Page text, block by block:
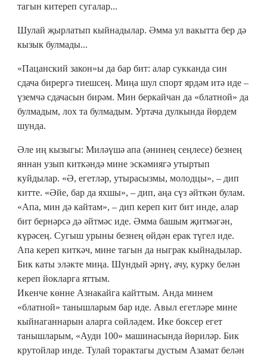
тагын китереп сугалар...
Шулай җырлатып кыйнадылар. Әмма ул вакытта бер дә
кызык булмады...
«Пацанский закон»ы да бар бит: алар сукканда син
сдача бирергә тиешсең. Миңа шул спорт ярдәм итә иде –
үземчә сдачасын бирәм. Мин беркайчан да «блатной» да
булмадым, лох та булмадым. Уртача дулкында йөрдем
шунда.
Әле иң кызыгы: Миләүшә апа (әнинең сеңлесе) безнең
яннан узып киткәндә мине эскәмиягә утыртып
куйдылар. «Ә, егетләр, утырасызмы, молодцы», – дип
китте. «Әйе, бар да яхшы», – дип, аңа сүз әйткән булам.
«Апа, мин дә кайтам», – дип кереп кит бит инде, алар
бит бернәрсә дә әйтмәс иде. Әмма башым җитмәгән,
күрәсең. Сугыш урыны безнең өйдән ерак түгел иде.
Апа кереп киткәч, мине тагын да ныграк кыйнадылар.
Бик каты эләкте миңа. Шундый әрнү, ачу, курку белән
кереп йокларга яттым.
Икенче көнне Азнакайга кайттым. Анда минем
«блатной» танышларым бар иде. Авыл егетләре мине
кыйнаганнарын аларга сөйләдем. Ике боксер егет
танышларым, «Ауди 100» машинасында йөриләр. Бик
крутойлар инде. Тулай торактагы дустым Азамат белән